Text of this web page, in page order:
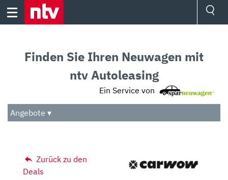
Skip
Audio
Das Beste
Finden Sie Ihren Neuwagen mit
ntv Autoleasing
Ein Service von
Angebote ▾
Zurück zu den
Deals